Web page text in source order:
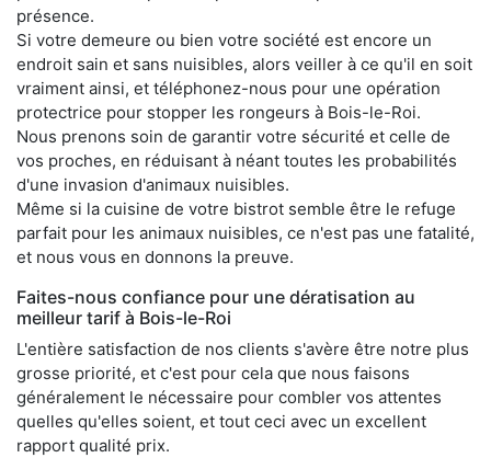
présence.
Si votre demeure ou bien votre société est encore un
endroit sain et sans nuisibles, alors veiller à ce qu'il en soit
vraiment ainsi, et téléphonez-nous pour une opération
protectrice pour stopper les rongeurs à Bois-le-Roi.
Nous prenons soin de garantir votre sécurité et celle de
vos proches, en réduisant à néant toutes les probabilités
d'une invasion d'animaux nuisibles.
Même si la cuisine de votre bistrot semble être le refuge
parfait pour les animaux nuisibles, ce n'est pas une fatalité,
et nous vous en donnons la preuve.
Faites-nous confiance pour une dératisation au
meilleur tarif à Bois-le-Roi
L'entière satisfaction de nos clients s'avère être notre plus
grosse priorité, et c'est pour cela que nous faisons
généralement le nécessaire pour combler vos attentes
quelles qu'elles soient, et tout ceci avec un excellent
rapport qualité prix.